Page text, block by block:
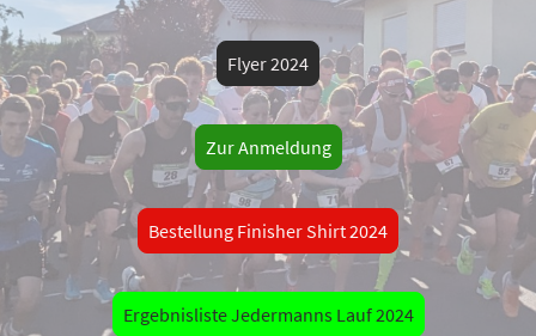
Flyer 2024
Zur Anmeldung
Bestellung Finisher Shirt 2024
Ergebnisliste Jedermanns Lauf 2024